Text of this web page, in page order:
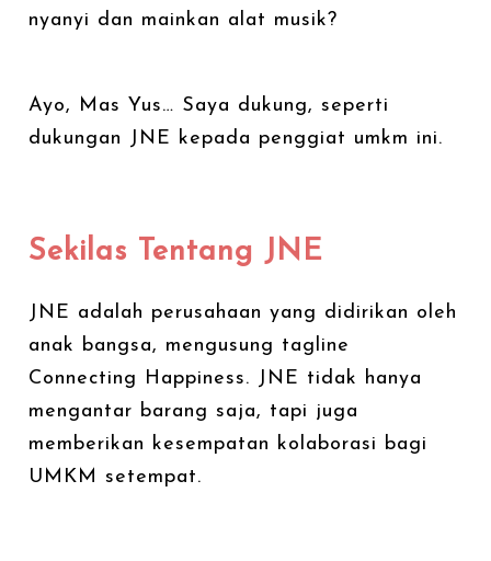
nyanyi dan mainkan alat musik?
Ayo, Mas Yus… Saya dukung, seperti
dukungan JNE kepada penggiat umkm ini.
Sekilas Tentang JNE
JNE adalah perusahaan yang didirikan oleh
anak bangsa, mengusung tagline
Connecting Happiness. JNE tidak hanya
mengantar barang saja, tapi juga
memberikan kesempatan kolaborasi bagi
UMKM setempat.